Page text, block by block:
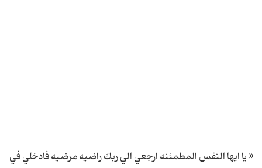
« يا ايها النفس المطمئنه ارجعي الي ربك راضيه مرضيه فادخلي في